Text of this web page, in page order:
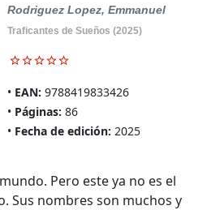
Rodriguez Lopez, Emmanuel
Traficantes de Sueños (2025)
EAN: 9788419833426
Páginas: 86
Fecha de edición: 2025
Pero este ya no es el
Sus nombres son muchos y